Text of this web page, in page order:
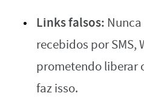
Links falsos:
recebidos por SMS,
prometendo liberar
faz isso.